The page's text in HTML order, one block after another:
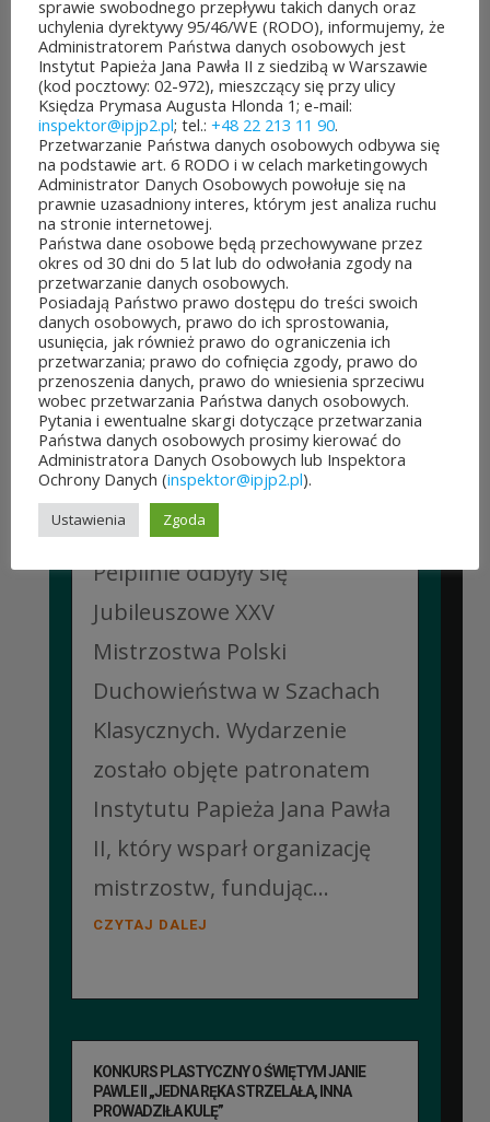
dofinansowanie z budżetu
samorządu województwa
mazowieckiego. Do rozdania
jest aż 30 mln zł! Mieszkańcy
województwa mazowieckiego
po...
CZYTAJ DALEJ
JUBILEUSZOWE XXV MISTRZOSTWA POLSKI
DUCHOWIEŃSTWA W SZACHACH
KLASYCZNYCH.
10 lipca&7b19p;2026
W dniach 6–10 lipca 2026 r. w
Collegium Marianum w
Pelplinie odbyły się
Jubileuszowe XXV
Mistrzostwa Polski
Duchowieństwa w Szachach
Klasycznych. Wydarzenie
zostało objęte patronatem
Instytutu Papieża Jana Pawła
II, który wsparł organizację
mistrzostw, fundując...
CZYTAJ DALEJ
KONKURS PLASTYCZNY O ŚWIĘTYM JANIE
PAWLE II „JEDNA RĘKA STRZELAŁA, INNA
PROWADZIŁA KULĘ”
sprawie swobodnego przepływu takich danych oraz
uchylenia dyrektywy 95/46/WE (RODO), informujemy, że
Administratorem Państwa danych osobowych jest
Instytut Papieża Jana Pawła II z siedzibą w Warszawie
(kod pocztowy: 02-972), mieszczący się przy ulicy
Księdza Prymasa Augusta Hlonda 1; e-mail:
inspektor@ipjp2.pl; tel.: +48 22 213 11 90.
Przetwarzanie Państwa danych osobowych odbywa się
na podstawie art. 6 RODO i w celach marketingowych
Administrator Danych Osobowych powołuje się na
prawnie uzasadniony interes, którym jest analiza ruchu
na stronie internetowej.
Państwa dane osobowe będą przechowywane przez
okres od 30 dni do 5 lat lub do odwołania zgody na
przetwarzanie danych osobowych.
Posiadają Państwo prawo dostępu do treści swoich
danych osobowych, prawo do ich sprostowania,
usunięcia, jak również prawo do ograniczenia ich
przetwarzania; prawo do cofnięcia zgody, prawo do
przenoszenia danych, prawo do wniesienia sprzeciwu
wobec przetwarzania Państwa danych osobowych.
Pytania i ewentualne skargi dotyczące przetwarzania
Państwa danych osobowych prosimy kierować do
Administratora Danych Osobowych lub Inspektora
Ochrony Danych (inspektor@ipjp2.pl).
Ustawienia Zgoda